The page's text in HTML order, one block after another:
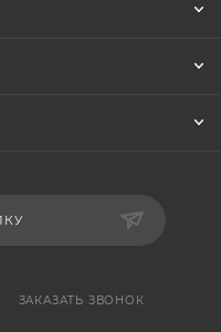
ЗАКАЗАТЬ ЗВОНОК